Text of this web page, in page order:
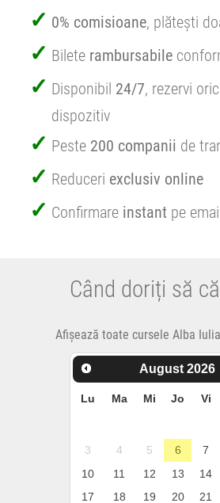
0% comisioane, plătești
Bilete rambursabile
Disponibil 24/7, rezervi
dispozitiv
Peste 200 companii de
Reduceri exclusiv online
Confirmare instant pe
Când doriți să
Afișează toate cursele Alba
August 2026
Lu Ma Mi Jo Vi
3
4 5 6 7
10
11 12 13 14
17
18 19 20 21